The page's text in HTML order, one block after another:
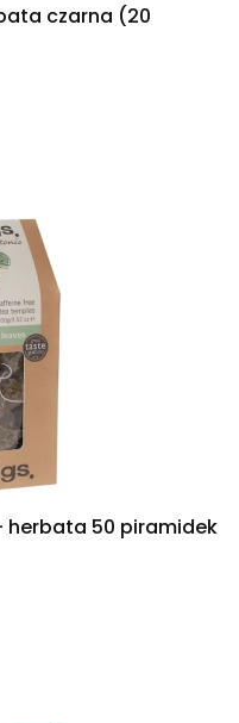
czarna (20
herbata 50 piramidek